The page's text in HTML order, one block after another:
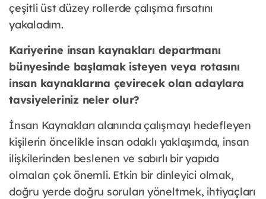
çeşitli üst düzey rollerde çalışma fırsatını
yakaladım.
Kariyerine insan kaynakları departmanı
bünyesinde başlamak isteyen veya rotasını
insan kaynaklarına çevirecek olan adaylara
tavsiyeleriniz neler olur?
İnsan Kaynakları alanında çalışmayı hedefleyen
kişilerin öncelikle insan odaklı yaklaşımda, insan
ilişkilerinden beslenen ve sabırlı bir yapıda
olmaları çok önemli. Etkin bir dinleyici olmak,
doğru yerde doğru soruları yöneltmek, ihtiyaçları